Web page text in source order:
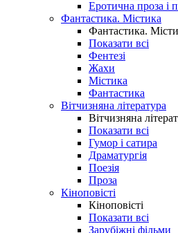
Еротична проза і
Фантастика. Містика
Фантастика.
Показати всі
Фентезі
Жахи
Містика
Фантастика
Вітчизняна література
Вітчизняна
Показати всі
Гумор і сатира
Драматургія
Поезія
Проза
Кіноповісті
Кіноповісті
Показати всі
Зарубіжні фільми